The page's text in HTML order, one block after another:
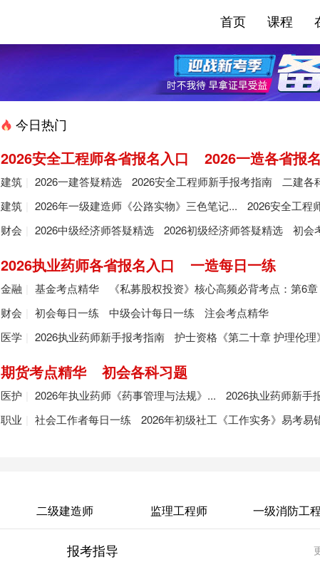
课程
首页
今日热门
2026安全工程师各省报名入口 2026一造各省报
建筑 2026一建答疑精选 2026安全工程师新手报考指南
二建各
建筑
2026年一级建造师《公路实物》三色笔记...
2026安全工程
财会
2026中级经济师答疑精选 2026初级经济师答疑精选 初会
2026执业药师各省报名入口 一造每日一练
金融 基金考点精华
《私募股权投资》核心高频必背考点：第6
财会
初会每日一练 中级会计每日一练
注会考点精华
医学
2026执业药师新手报考指南 护士资格《第二十章 护理伦理
期货考点精华 初会各科习题
医护 2026年执业药师《药事管理与法规》...
2026执业药师新手
职业
社会工作者每日一练 2026年初级社工《工作实务》易考易
二级建造师 监理工程师 一级消防工
报考指导